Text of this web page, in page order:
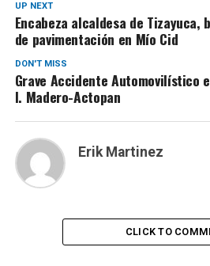
UP NEXT
Encabeza alcaldesa de Tizayuca,
de pavimentación en Mío Cid
DON'T MISS
Grave Accidente Automovilístico
I. Madero-Actopan
Erik Martinez
CLICK TO